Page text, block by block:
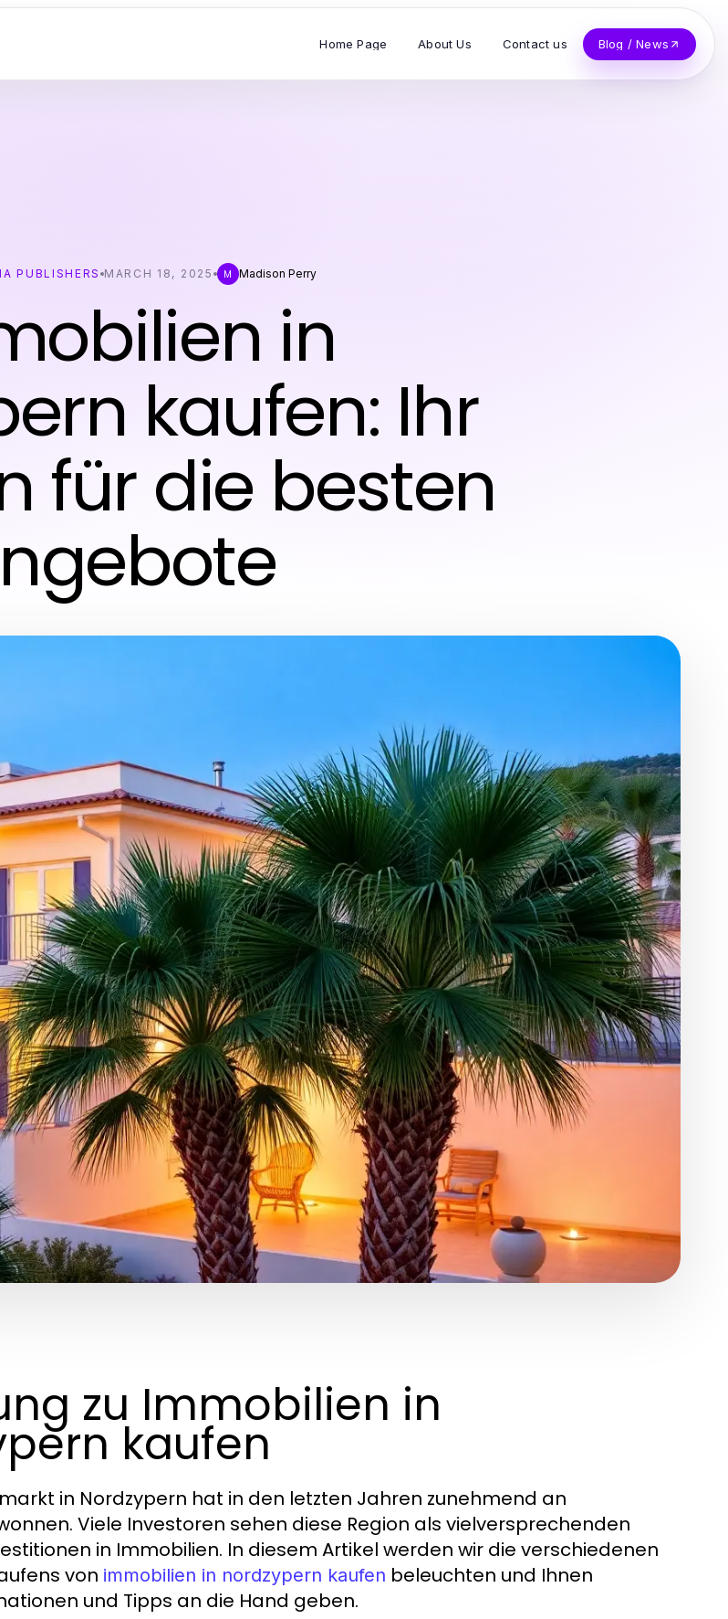
Home Page About Us Contact us Blog / News
PUBLISHERS MARCH 18, 2025 M Madison Perry
in
kaufen: Ihr
für die besten
zu Immobilien in
kaufen
in Nordzypern hat in den letzten Jahren zunehmend an
Viele Investoren sehen diese Region als vielversprechenden
in Immobilien. In diesem Artikel werden wir die verschiedenen
von immobilien in nordzypern kaufen beleuchten und Ihnen
und Tipps an die Hand geben.